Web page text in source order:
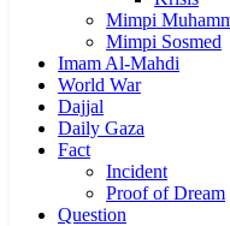
Mimpi
Mimpi Sosmed
Imam Al-Mahdi
World War
Dajjal
Daily Gaza
Fact
Incident
Proof of Dream
Question